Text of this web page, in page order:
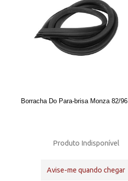
Borracha Do Para-brisa Monza 82/96
Produto Indisponível
Avise-me quando chegar